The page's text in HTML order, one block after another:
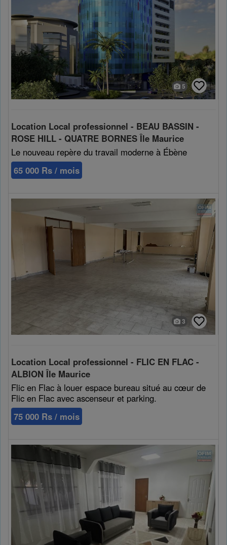
5
Location Local professionnel - BEAU BASSIN -
ROSE HILL - QUATRE BORNES Île Maurice
Le nouveau repère du travail moderne à Ébène
65 000 Rs / mois
3
Location Local professionnel - FLIC EN FLAC -
ALBION Île Maurice
Flic en Flac à louer espace bureau situé au cœur de
Flic en Flac avec ascenseur et parking.
75 000 Rs / mois